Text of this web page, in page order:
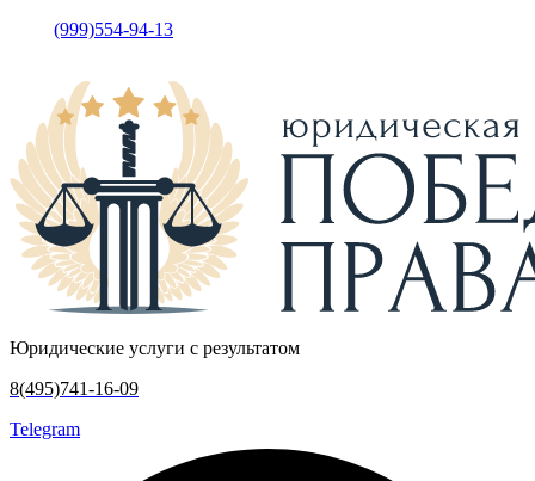
(999)554-94-13
Юридические услуги с результатом
8(495)741-16-09
Telegram